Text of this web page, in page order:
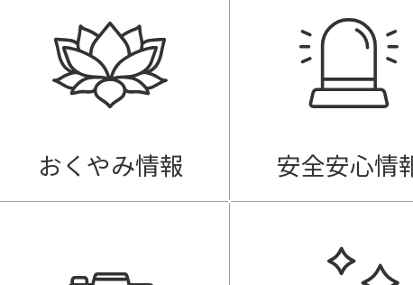
おくやみ情報 安全安心情